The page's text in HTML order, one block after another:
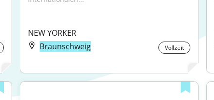
NEW YORKER
Braunschweig
Vollzeit